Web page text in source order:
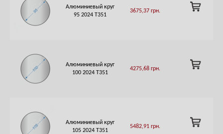
Алюминиевый круг
95 2024 Т351
3675,37 грн.
ADD
TO
Алюминиевый круг
100 2024 Т351
4275,68 грн.
ADD
TO
Алюминиевый круг
105 2024 Т351
5482,91 грн.
ADD
TO